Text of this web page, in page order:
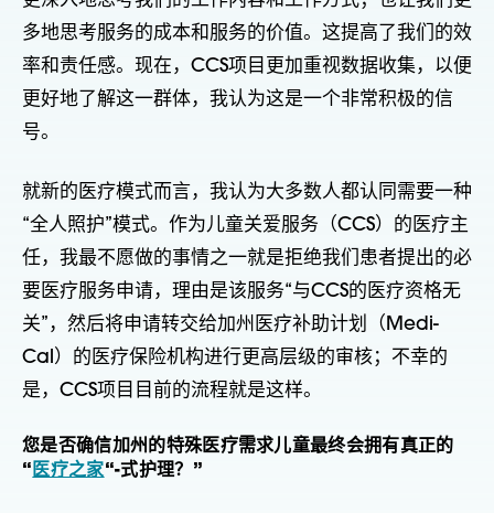
多地思考服务的成本和服务的价值。这提高了我们的效
率和责任感。现在，CCS项目更加重视数据收集，以便
更好地了解这一群体，我认为这是一个非常积极的信
号。
就新的医疗模式而言，我认为大多数人都认同需要一种
“全人照护”模式。作为儿童关爱服务（CCS）的医疗主
任，我最不愿做的事情之一就是拒绝我们患者提出的必
要医疗服务申请，理由是该服务“与CCS的医疗资格无
关”，然后将申请转交给加州医疗补助计划（Medi-
Cal）的医疗保险机构进行更高层级的审核；不幸的
是，CCS项目目前的流程就是这样。
您是否确信加州的特殊医疗需求儿童最终会拥有真正的
“ 医疗之家“-式护理？”